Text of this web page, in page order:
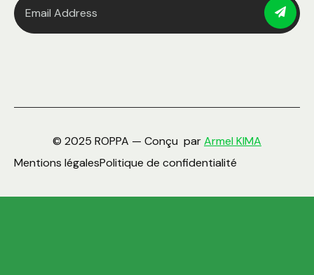
© 2025 ROPPA — Conçu parArmel KIMA
Mentions légalesPolitique de confidentialité